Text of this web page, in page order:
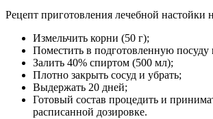
Рецепт приготовления лечебной настойки
Измельчить корни (50 г);
Поместить в подготовленную посуду
Залить 40% спиртом (500 мл);
Плотно закрыть сосуд и убрать;
Выдержать 20 дней;
Готовый состав процедить и
расписанной дозировке.